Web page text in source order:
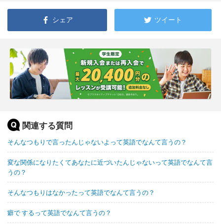
シェア ツイート
関連する質問
そんなつもりで言ったんじゃないよって英語でなんて言うの？
変な関係になりたくてあなたに近づいたんじゃないって英語でなんて言
うの？
そんなつもりはなかったって英語でなんて言うの？
癖で するって英語でなんて言うの？